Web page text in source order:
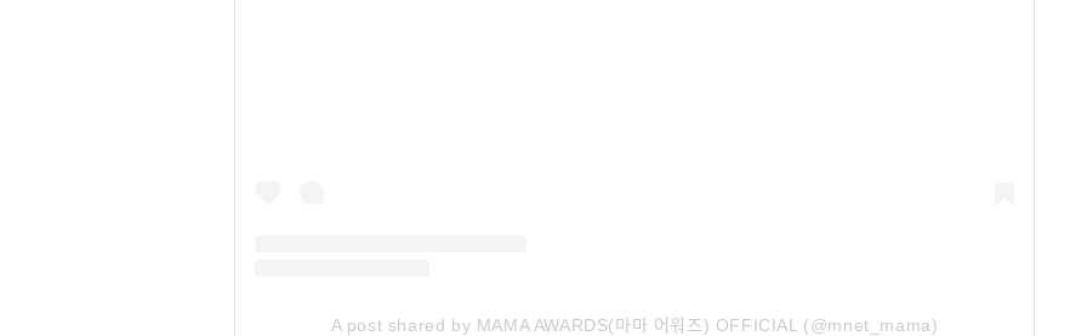
A post shared by MAMA AWARDS(마마 어워즈) OFFICIAL (@mnet_mama)